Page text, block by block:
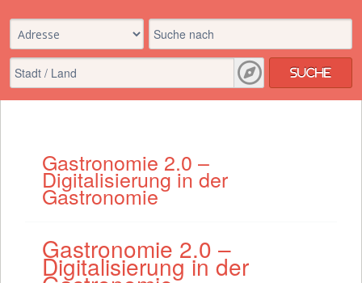
Suche
Gastronomie 2.0 –
Digitalisierung in der
Gastronomie
Gastronomie 2.0 –
Digitalisierung in der